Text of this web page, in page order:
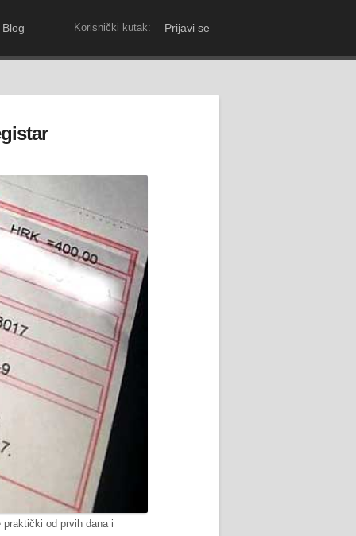
Blog Korisnički kutak: Prijavi se
od prvih dana i